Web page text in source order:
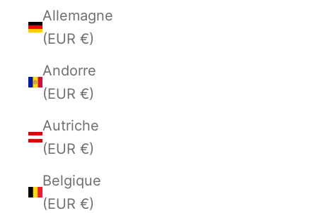
Allemagne
(EUR €)
Andorre
(EUR €)
Autriche
(EUR €)
Belgique
(EUR €)